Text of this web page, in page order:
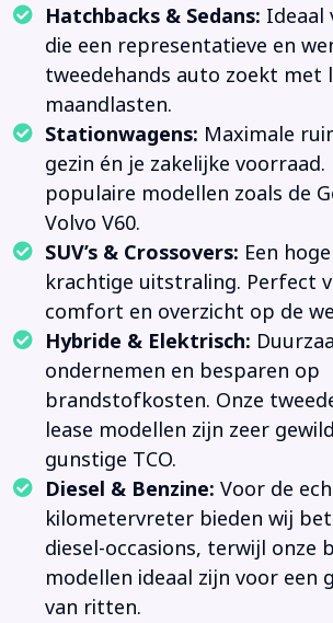
Hatchbacks & Sedans: Ideaal
die een representatieve en
tweedehands auto zoekt met
maandlasten.
Stationwagens: Maximale
gezin én je zakelijke voorraad.
populaire modellen zoals de
Volvo V60.
SUV’s & Crossovers: Een
krachtige uitstraling. Perfect
comfort en overzicht op de
Hybride & Elektrisch:
ondernemen en besparen op
brandstofkosten. Onze
lease modellen zijn zeer
gunstige TCO.
Diesel & Benzine: Voor de
kilometervreter bieden wij
diesel-occasions, terwijl onze
modellen ideaal zijn voor een
van ritten.